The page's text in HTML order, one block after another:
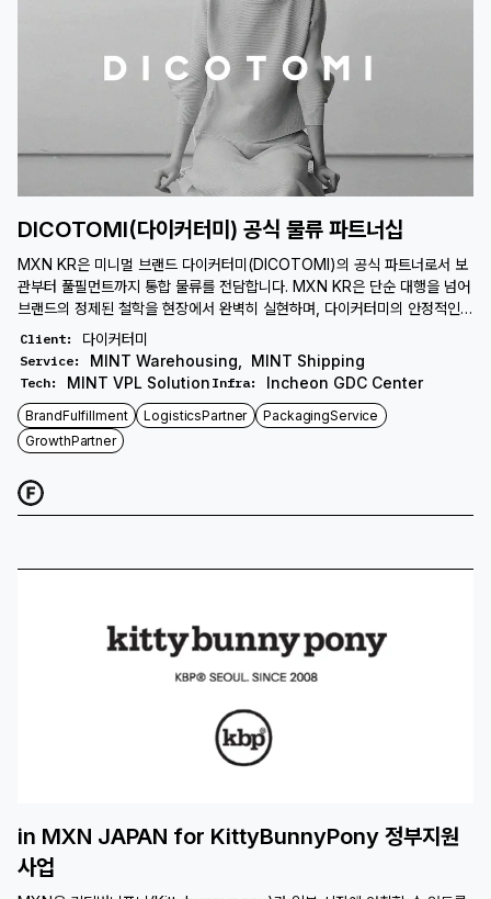
DICOTOMI(다이커터미) 공식 물류 파트너십
MXN KR은 미니멀 브랜드 다이커터미(DICOTOMI)의 공식 파트너로서 보
관부터 풀필먼트까지 통합 물류를 전담합니다. MXN KR은 단순 대행을 넘어
브랜드의 정제된 철학을 현장에서 완벽히 실현하며, 다이커터미의 안정적인
운영과 성장을 지원합니다.
Client: 다이커터미
Service: MINT Warehousing MINT Shipping
Tech: MINT VPL Solution Infra: Incheon GDC Center
BrandFulfillment LogisticsPartner
PackagingService
GrowthPartner
in MXN JAPAN for KittyBunnyPony 정부지원
사업